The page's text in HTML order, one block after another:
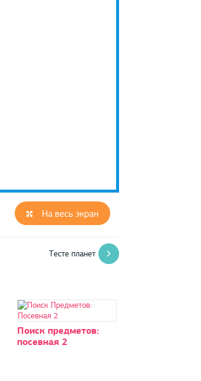
На весь экран
Тесте планет
Поиск предметов:
посевная 2